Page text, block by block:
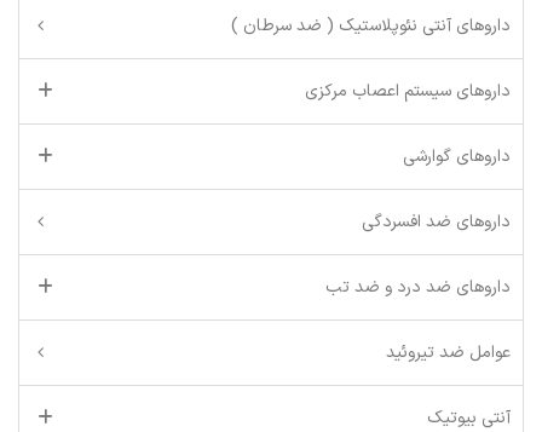
داروهای آنتی نئوپلاستیک ( ضد سرطان )
داروهای سیستم اعصاب مرکزی
داروهای گوارشی
داروهای ضد افسردگی
داروهای ضد درد و ضد تب
عوامل ضد تیروئید
آنتی بیوتیک